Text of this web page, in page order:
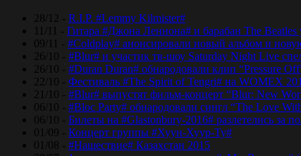
28/12 - R.I.P. #Lemmy Kilmister#
11/11 - Гитара #Джона Леннона# и барабан The
09/11 - #Coldplay# анонсировали новый альбом и
26/10 - #Blur# и участик тв-шоу Saturday Night Live
26/10 - #Duran Duran# обнародовали клип “Pressure
22/10 - Фестиваль #The Spirit of Tengri# на WOMEX
21/10 - #Blur# выпустят фильм-концерт “Blur: New
06/10 - #Bloc Party# обнародовали сингл “The Love
06/10 - Билеты на #Glastonbury-2016# разлетелись за
01/09 - Концерт группы #Хуун-Хуур-Ту#
01/08 - #Нашествие# Казахстан 2015